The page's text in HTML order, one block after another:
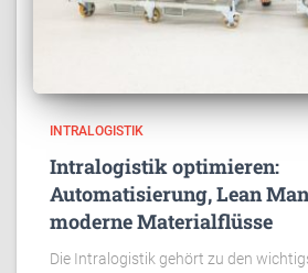
INTRALOGISTIK
Intralogistik optimieren:
Automatisierung, Lean
moderne Materialflüsse
Die Intralogistik gehört zu den